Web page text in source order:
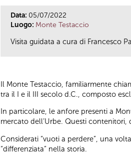
Data: 05/07/2022
Luogo: Monte Testaccio
Visita guidata a cura di Francesco
Il Monte Testaccio, familiarmente
tra il I e il III secolo d.C., composto
In particolare, le anfore presenti a
mercato dell’Urbe. Questi
Considerati “vuoti a perdere”, una
“differenziata” nella storia.